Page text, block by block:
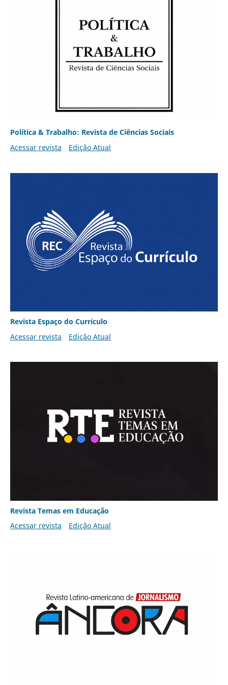
Política & Trabalho: Revista de Ciências Sociais
Acessar revista
Edição Atual
Revista Espaço do Currículo
Acessar revista
Edição Atual
Revista Temas em Educação
Acessar revista
Edição Atual